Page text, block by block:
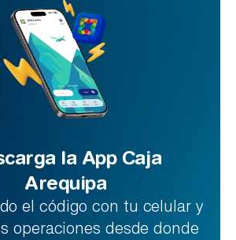
la App Caja
Arequipa
el código con tu celular y
operaciones desde donde